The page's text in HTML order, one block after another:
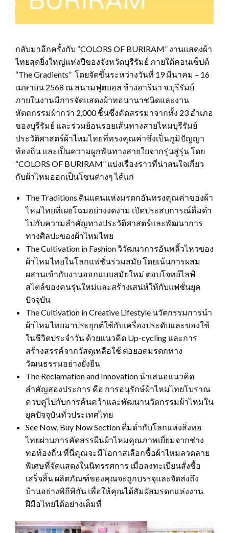
กลับมาอีกครั้งกับ “COLORS OF BURIRAM” งานแสดงผ้า
ไทยสุดยิ่งใหญ่แห่งปีของจังหวัดบุรีรัมย์ ภายใต้คอนเซ็ปต์
“The Gradients” โดยจัดขึ้นระหว่างวันที่ 19 มีนาคม – 16
เมษายน 2568 ณ สนามฟุตบอล ช้างอารีนา จ.บุรีรัมย์
ภายในงานมีการจัดแสดงผ้าทอนานาชนิดและงาน
หัตถกรรมผ้ากว่า 2,000 ชิ้นซึ่งคัดสรรมาจากทั้ง 23 อำเภอ
ของบุรีรัมย์ และร่วมย้อนรอยเส้นทางสายไหมบุรีรัมย์
ประวัติศาสตร์ผ้าไหมไทยที่ทรงคุณค่าซึ่งเป็นภูมิปัญญา
ท้องถิ่น และเป็นความผูกพันทางสายใยจากรุ่นสู่รุ่น โดย
“COLORS OF BURIRAM” แบ่งเรื่องราวที่น่าสนใจเกี่ยว
กับผ้าไหมออกเป็นโซนต่างๆ ได้แก่
The Traditions ดินแดนแห่งมรดกอันทรงคุณค่าของผ้า
ไหมไทยที่เผยโฉมอย่างงดงาม เปิดประสบการณ์ดื่มด่ำ
ไปกับความสำคัญทางประวัติศาสตร์และพัฒนาการ
ทางศิลปะของผ้าไหมไทย
The Cultivation in Fashion วิวัฒนาการอันพลิ้วไหวของ
ผ้าไหมไทยในโลกแฟชั่นร่วมสมัย โดยเน้นการผสม
ผสานเข้ากับงานออกแบบสมัยใหม่ ตอบโจทย์ไลฟ์
สไตล์ของคนรุ่นใหม่และสร้างเสน่ห์ให้กับแฟชั่นยุค
ปัจจุบัน
The Cultivation in Creative Lifestyle นวัตกรรมการนำ
ผ้าไหมไทยมาประยุกต์ใช้กับเครื่องประดับและของใช้
ในชีวิตประจำวัน ด้วยแนวคิด Up-cycling และการ
สร้างสรรค์จากวัสดุเหลือใช้ ต่อยอดมรดกทาง
วัฒนธรรมอย่างยั่งยืน
The Reclamation and Innovation นำเสนอแนวคิด
สำคัญสองประการ คือ การอนุรักษ์ผ้าไหมไทยโบราณ
ควบคู่ไปกับการค้นคว้าและพัฒนานวัตกรรมผ้าไหมใน
ยุคปัจจุบันทั่วประเทศไทย
See Now, Buy Now Section ดื่มด่ำกับโลกแห่งสิ่งทอ
ไทยผ่านการคัดสรรผืนผ้าไหมคุณภาพเยี่ยมจากช่าง
ทอท้องถิ่น ที่นี่คุณจะมีโอกาสเลือกซื้อผ้าไหมลวดลาย
พิเศษที่จัดแสดงในนิทรรศการ เมื่อลงทะเบียนสั่งซื้อ
เสร็จสิ้น ผลิตภัณฑ์ของคุณจะถูกบรรจุและจัดส่งถึง
บ้านอย่างพิถีพิถัน เพื่อให้คุณได้สัมผัสมรดกแห่งงาน
ฝีมือไทยได้อย่างเต็มที่